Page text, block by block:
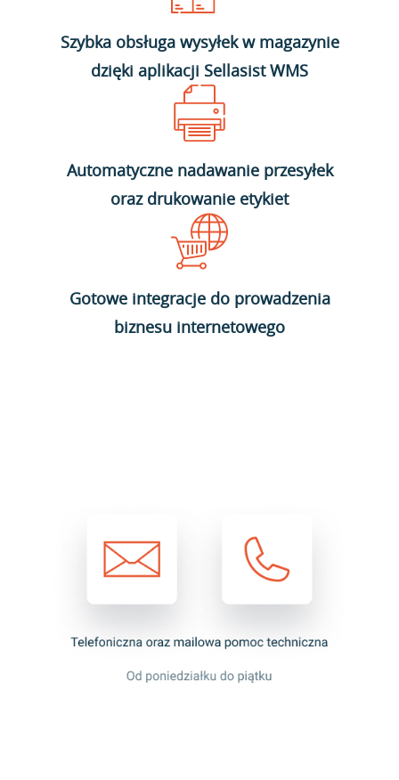
Szybka obsługa wysyłek w magazynie
dzięki aplikacji Sellasist WMS
Automatyczne nadawanie przesyłek
oraz drukowanie etykiet
Gotowe integracje do prowadzenia
biznesu internetowego